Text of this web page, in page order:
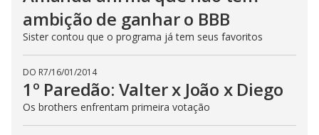
ambição de ganhar o BBB
Sister contou que o programa já tem seus favoritos
DO R7/16/01/2014
1º Paredão: Valter x João x Diego
Os brothers enfrentam primeira votação